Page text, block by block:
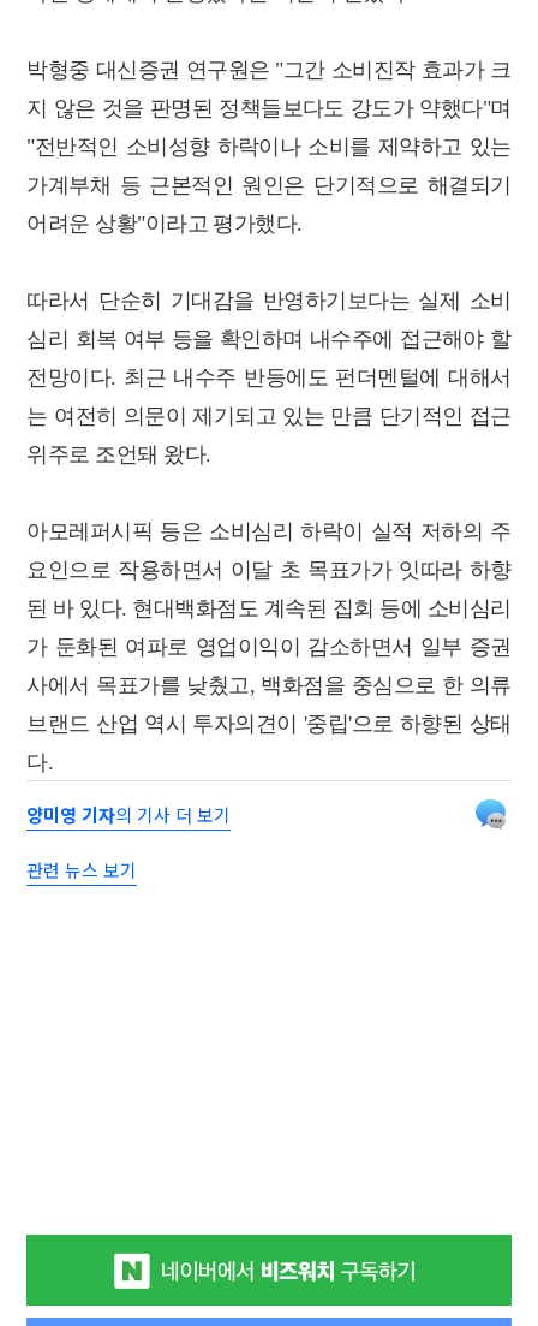
박형중 대신증권 연구원은 "그간 소비진작 효과가 크
지 않은 것을 판명된 정책들보다도 강도가 약했다"며
"전반적인 소비성향 하락이나 소비를 제약하고 있는
가계부채 등 근본적인 원인은 단기적으로 해결되기
어려운 상황"이라고 평가했다.
따라서 단순히 기대감을 반영하기보다는 실제 소비
심리 회복 여부 등을 확인하며 내수주에 접근해야 할
전망이다. 최근 내수주 반등에도 펀더멘털에 대해서
는 여전히 의문이 제기되고 있는 만큼 단기적인 접근
위주로 조언돼 왔다.
아모레퍼시픽 등은 소비심리 하락이 실적 저하의 주
요인으로 작용하면서 이달 초 목표가가 잇따라 하향
된 바 있다. 현대백화점도 계속된 집회 등에 소비심리
가 둔화된 여파로 영업이익이 감소하면서 일부 증권
사에서 목표가를 낮췄고, 백화점을 중심으로 한 의류
브랜드 산업 역시 투자의견이 '중립'으로 하향된 상태
다.
양미영 기자의 기사 더 보기
관련 뉴스 보기